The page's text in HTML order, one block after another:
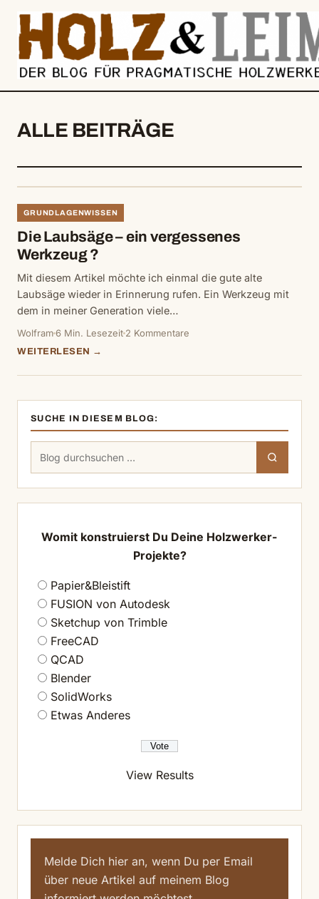
springen
ALLE BEITRÄGE
GRUNDLAGENWISSEN
Die Laubsäge – ein vergessenes
Werkzeug ?
Mit diesem Artikel möchte ich einmal die gute alte
Laubsäge wieder in Erinnerung rufen. Ein Werkzeug mit
dem in meiner Generation viele…
Wolfram6 Min. Lesezeit 2 Kommentare
WEITERLESEN →
SUCHE IN DIESEM BLOG:
Suchen
Womit konstruierst Du Deine Holzwerker-
Projekte?
Papier&Bleistift
FUSION von Autodesk
Sketchup von Trimble
FreeCAD
QCAD
Blender
SolidWorks
Etwas Anderes
View Results
Melde Dich hier an, wenn Du per Email
über neue Artikel auf meinem Blog